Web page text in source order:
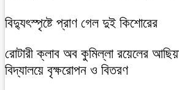
বিদ্যুৎস্পৃষ্টে প্রাণ গেল দুই কিশোরের
রোটারী ক্লাব অব কুমিল্লা রয়েলের
বিদ্যালয়ে বৃক্ষরোপন ও বিতরণ